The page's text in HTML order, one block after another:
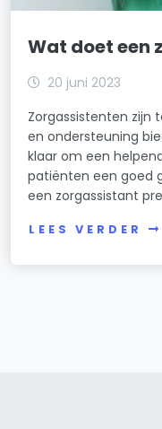
Wat doet een
20 juni 2023
Zorgassistenten zijn
en ondersteuning
klaar om een
patiënten een goed
een zorgassistant
LEES VERDER